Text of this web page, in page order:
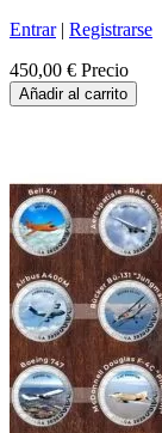
Entrar| Registrarse
450,00 € Precio
Añadir al carrito